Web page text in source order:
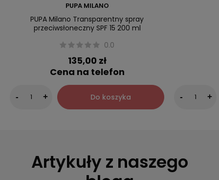
PUPA MILANO
PUPA Milano Transparentny spray
przeciwsłoneczny SPF 15 200 ml
0.0
135,00 zł
Cena na telefon
- + Do koszyka - +
Artykuły z naszego